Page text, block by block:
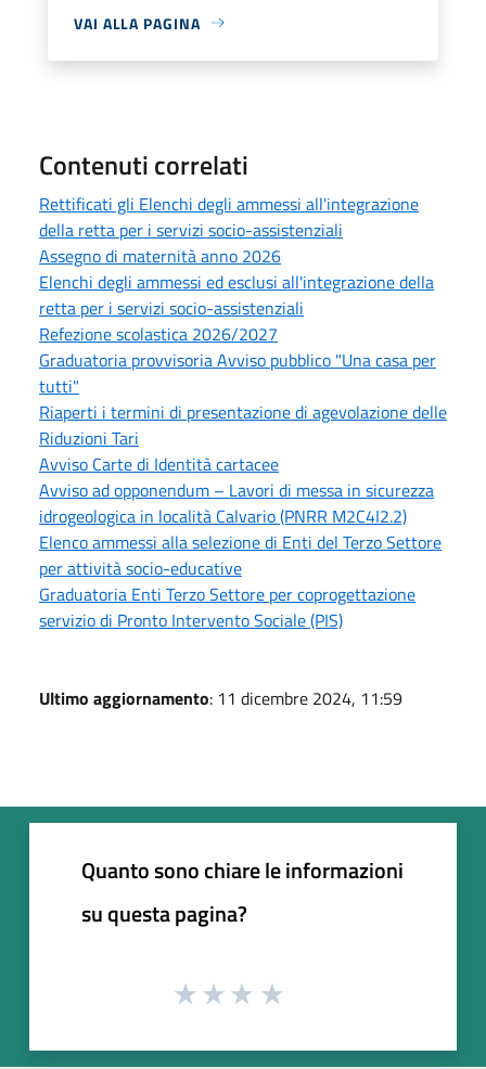
VAI ALLA PAGINA
Contenuti correlati
Rettificati gli Elenchi degli ammessi all'integrazione
della retta per i servizi socio-assistenziali
Assegno di maternità anno 2026
Elenchi degli ammessi ed esclusi all'integrazione della
retta per i servizi socio-assistenziali
Refezione scolastica 2026/2027
Graduatoria provvisoria Avviso pubblico "Una casa per
tutti"
Riaperti i termini di presentazione di agevolazione delle
Riduzioni Tari
Avviso Carte di Identità cartacee
Avviso ad opponendum – Lavori di messa in sicurezza
idrogeologica in località Calvario (PNRR M2C4I2.2)
Elenco ammessi alla selezione di Enti del Terzo Settore
per attività socio-educative
Graduatoria Enti Terzo Settore per coprogettazione
servizio di Pronto Intervento Sociale (PIS)
Ultimo aggiornamento: 11 dicembre 2024, 11:59
Quanto sono chiare le informazioni
su questa pagina?